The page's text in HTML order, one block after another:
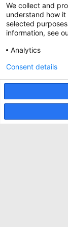
Whitepapers
Specificatie Tools
Nieuws
Klantcases
Voorwaarden
Minkels maakt
te zorgen dat u de
website heeft.
de juiste werking van
altijd gebruikt.
gebruik van
cookies en cookies
Leeshiermeer over
cookies. Mocht u
uitzondering van de
willen accepteren,
We collect and
understand how
selected
information, see
Analytics
Consent details